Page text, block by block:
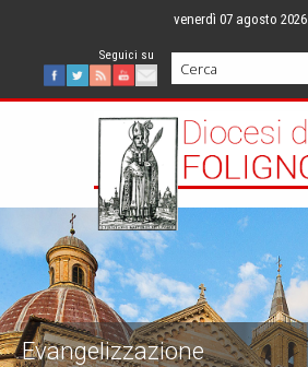
content
venerdì 07 agosto 2026
Facebook
Twitter
FeedYoutube
Mail
Evangelizzazione